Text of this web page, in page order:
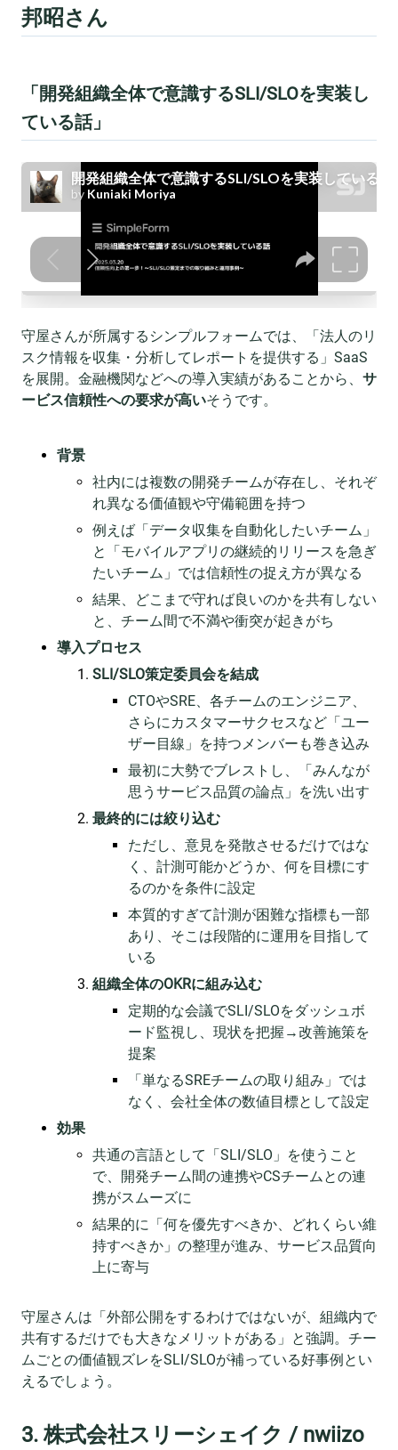
邦昭さん
「開発組織全体で意識するSLI/SLOを実装し
ている話」
守屋さんが所属するシンプルフォームでは、「法人のリ
スク情報を収集・分析してレポートを提供する」SaaS
を展開。金融機関などへの導入実績があることから、 サ
ービス信頼性への要求が高いそうです。
背景
社内には複数の開発チームが存在し、それぞ
れ異なる価値観や守備範囲を持つ
例えば「データ収集を自動化したいチーム」
と「モバイルアプリの継続的リリースを急ぎ
たいチーム」では信頼性の捉え方が異なる
結果、どこまで守れば良いのかを共有しない
と、チーム間で不満や衝突が起きがち
導入プロセス
SLI/SLO策定委員会を結成
CTOやSRE、各チームのエンジニア、
さらにカスタマーサクセスなど「ユー
ザー目線」を持つメンバーも巻き込み
最初に大勢でブレストし、「みんなが
思うサービス品質の論点」を洗い出す
最終的には絞り込む
ただし、意見を発散させるだけではな
く、計測可能かどうか、何を目標にす
るのかを条件に設定
本質的すぎて計測が困難な指標も一部
あり、そこは段階的に運用を目指して
いる
組織全体のOKRに組み込む
定期的な会議でSLI/SLOをダッシュボ
ード監視し、現状を把握→改善施策を
提案
「単なるSREチームの取り組み」では
なく、会社全体の数値目標として設定
効果
共通の言語として「SLI/SLO」を使うこと
で、開発チーム間の連携やCSチームとの連
携がスムーズに
結果的に「何を優先すべきか、どれくらい維
持すべきか」の整理が進み、サービス品質向
上に寄与
守屋さんは「外部公開をするわけではないが、組織内で
共有するだけでも大きなメリットがある」と強調。チー
ムごとの価値観ズレをSLI/SLOが補っている好事例とい
えるでしょう。
3. 株式会社スリーシェイク / nwiizo